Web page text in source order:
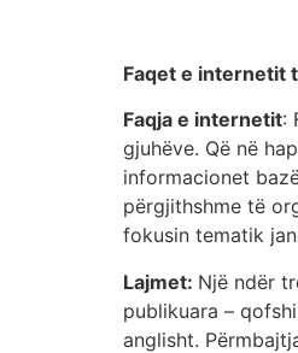
Faqet e internetit
Faqja e internetit:
gjuhëve. Që në
informacionet
përgjithshme të
fokusin tematik
Lajmet: Një ndër
publikuara –
anglisht.